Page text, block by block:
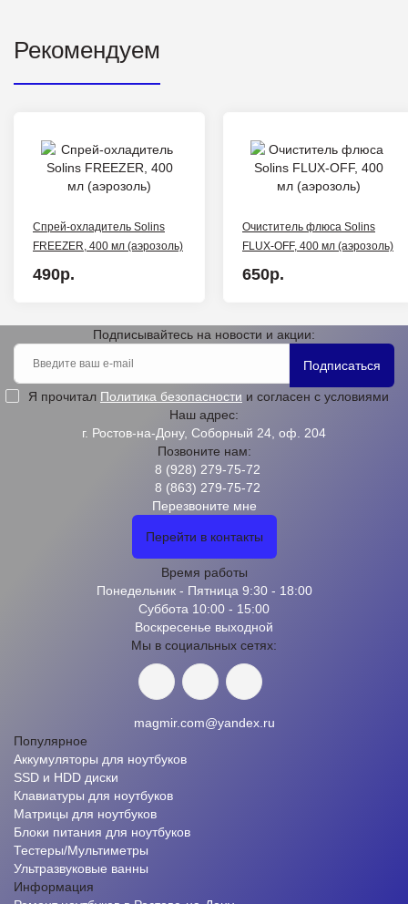
Рекомендуем
Спрей-охладитель Solins
FREEZER, 400 мл (аэрозоль)
490р.
Очиститель флюса Solins
FLUX-OFF, 400 мл (аэрозоль)
650р.
Подписывайтесь на новости и акции:
Подписаться
Я прочитал Политика безопасности и согласен с условиями
Наш адрес:
г. Ростов-на-Дону, Соборный 24, оф. 204
Позвоните нам:
8 (928) 279-75-72
8 (863) 279-75-72
Перезвоните мне
Перейти в контакты
Время работы
Понедельник - Пятница 9:30 - 18:00
Суббота 10:00 - 15:00
Воскресенье выходной
Мы в социальных сетях:
magmir.com@yandex.ru
Популярное
Аккумуляторы для ноутбуков
SSD и HDD диски
Клавиатуры для ноутбуков
Матрицы для ноутбуков
Блоки питания для ноутбуков
Тестеры/Мультиметры
Ультразвуковые ванны
Информация